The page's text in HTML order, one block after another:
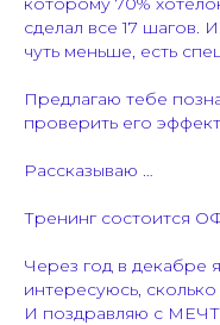
сделал все 17 шагов.
чуть меньше, есть
Предлагаю тебе
проверить его
Рассказываю …
Тренинг состоится
Через год в декабре
интересуюсь,
И поздравляю с